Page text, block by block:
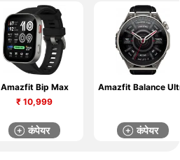
Amazfit Bip Max
₹ 10,999
कंपेयर
Amazfit Balance
कंपेयर